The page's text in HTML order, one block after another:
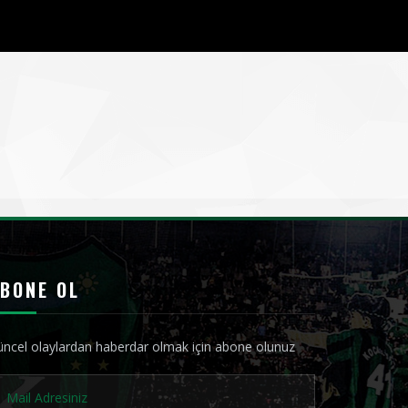
OL
olaylardan haberdar olmak için abone olunuz